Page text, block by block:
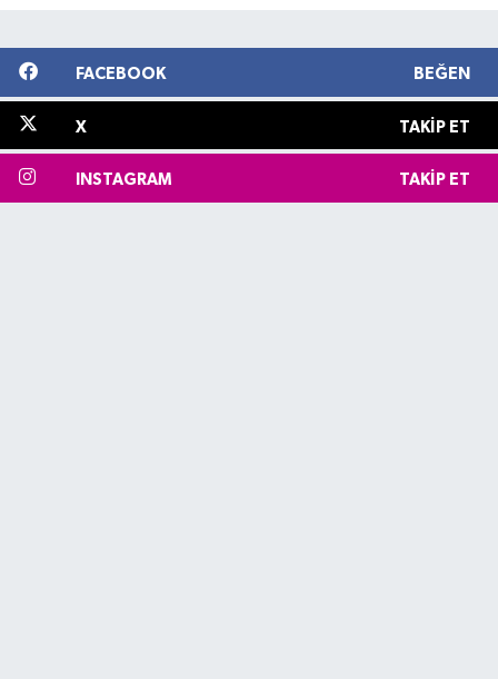
FACEBOOK BEĞEN
X TAKIP ET
INSTAGRAM TAKIP ET